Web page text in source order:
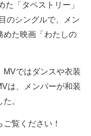
「タペストリー」
のシングルで、メン
めた映画「わたしの
ではダンスや衣装
は、メンバーが和装
。
覧ください！